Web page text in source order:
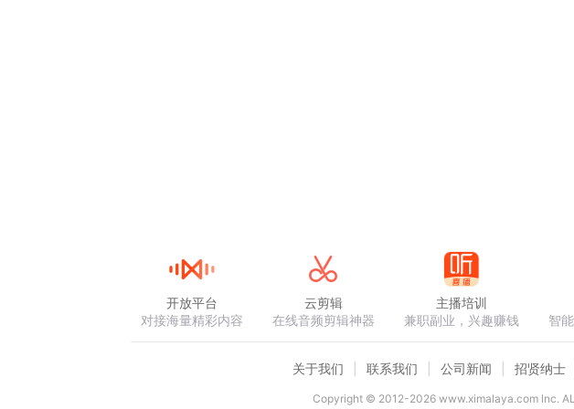
开放平台
对接海量精彩内容
云剪辑
在线音频剪辑神器
主播培训
兼职副业，兴趣赚钱
智
关于我们 联系我们 公司新闻 招贤纳士
Copyright © 2012-2026www.ximalaya.com lnc.